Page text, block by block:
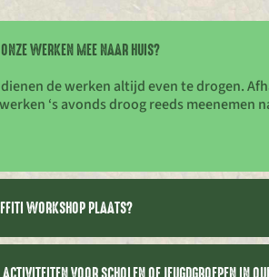
WERKEN MEE NAAR HUIS?
de werken altijd even te drogen.
‘s avonds droog reeds meenemen
WORKSHOP PLAATS?